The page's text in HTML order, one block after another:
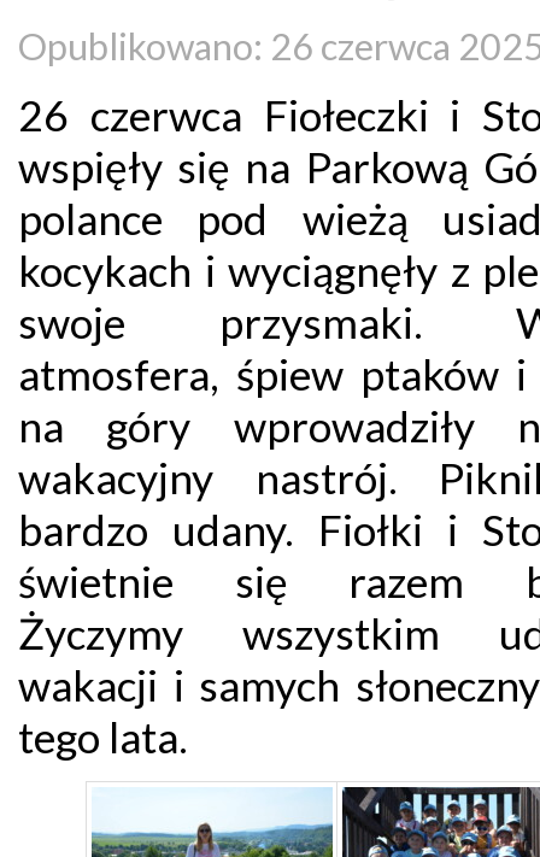
Opublikowano: 26 czerwca
26 czerwca Fiołeczki i
wspięły się na Parkową
polance pod wieżą
kocykach i wyciągnęły z
swoje przysmaki.
atmosfera, śpiew ptaków
na góry wprowadziły
wakacyjny nastrój.
bardzo udany. Fiołki i
świetnie się razem
Życzymy wszystkim
wakacji i samych
tego lata.